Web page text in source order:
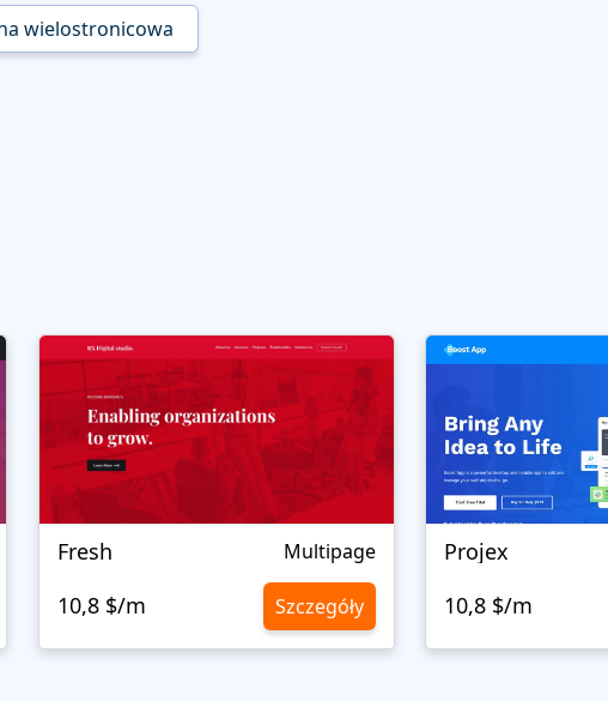
wielostronicowa
Fresh Multipage
10,8 $/m Szczegóły
Projex
10,8 $/m